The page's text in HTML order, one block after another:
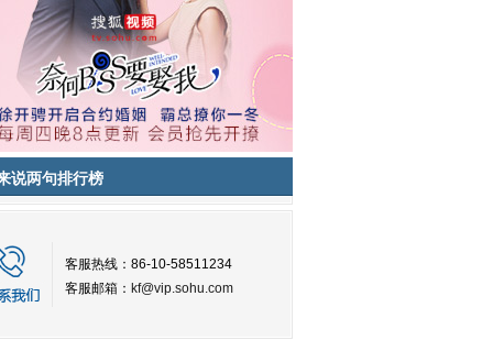
说两句排行榜
客服热线：86-10-58511234
客服邮箱： kf@vip.sohu.com